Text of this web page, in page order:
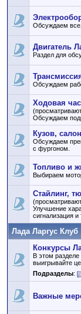
Обсуждаем все,
Двигатель
Раздел для
Обсуждаем
Ходовая
Обсуждаем
Кузов,
Обсуждаем
с фургоном.
Топливо и
Выбираем
Стайлинг,
Улучшение
сигнализация и
Лада Ларгус Клуб
Конкурсы
В этом
выигрывайте
Подразделы:
Важные